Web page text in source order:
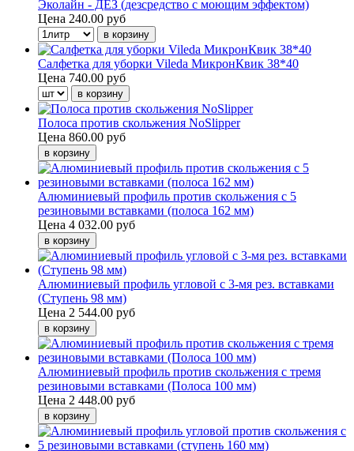
Эколайн - ДЕЗ (дезсредство с моющим эффектом)
Цена 240.00 руб
Салфетка для уборки Vileda МикронКвик 38*40
Цена 740.00 руб
Полоса против скольжения NoSlipper
Цена 860.00 руб
Алюминиевый профиль против скольжения с 5
резиновыми вставками (полоса 162 мм)
Цена 4 032.00 руб
Алюминиевый профиль угловой с 3-мя рез. вставками
(Ступень 98 мм)
Цена 2 544.00 руб
Алюминиевый профиль против скольжения с тремя
резиновыми вставками (Полоса 100 мм)
Цена 2 448.00 руб